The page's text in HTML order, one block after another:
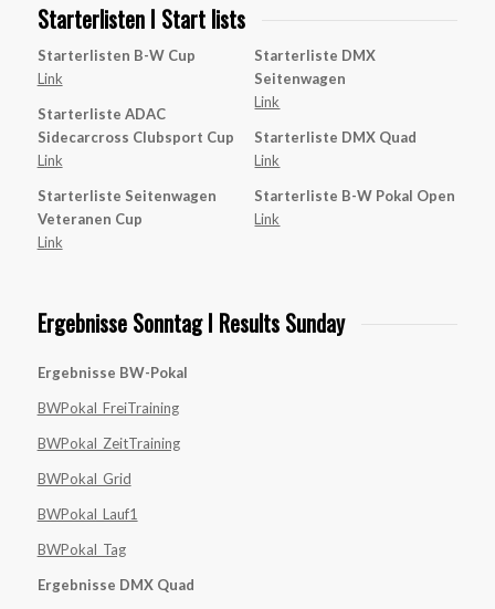
Starterlisten I Start lists
Starterlisten B-W Cup
Link
Starterliste ADAC
Sidecarcross Clubsport Cup
Link
Starterliste Seitenwagen
Veteranen Cup
Link
Starterliste DMX
Seitenwagen
Link
Starterliste DMX Quad
Link
Starterliste B-W Pokal Open
Link
Ergebnisse Sonntag I Results Sunday
Ergebnisse BW-Pokal
BWPokal_FreiTraining
BWPokal_ZeitTraining
BWPokal_Grid
BWPokal_Lauf1
BWPokal_Tag
Ergebnisse DMX Quad